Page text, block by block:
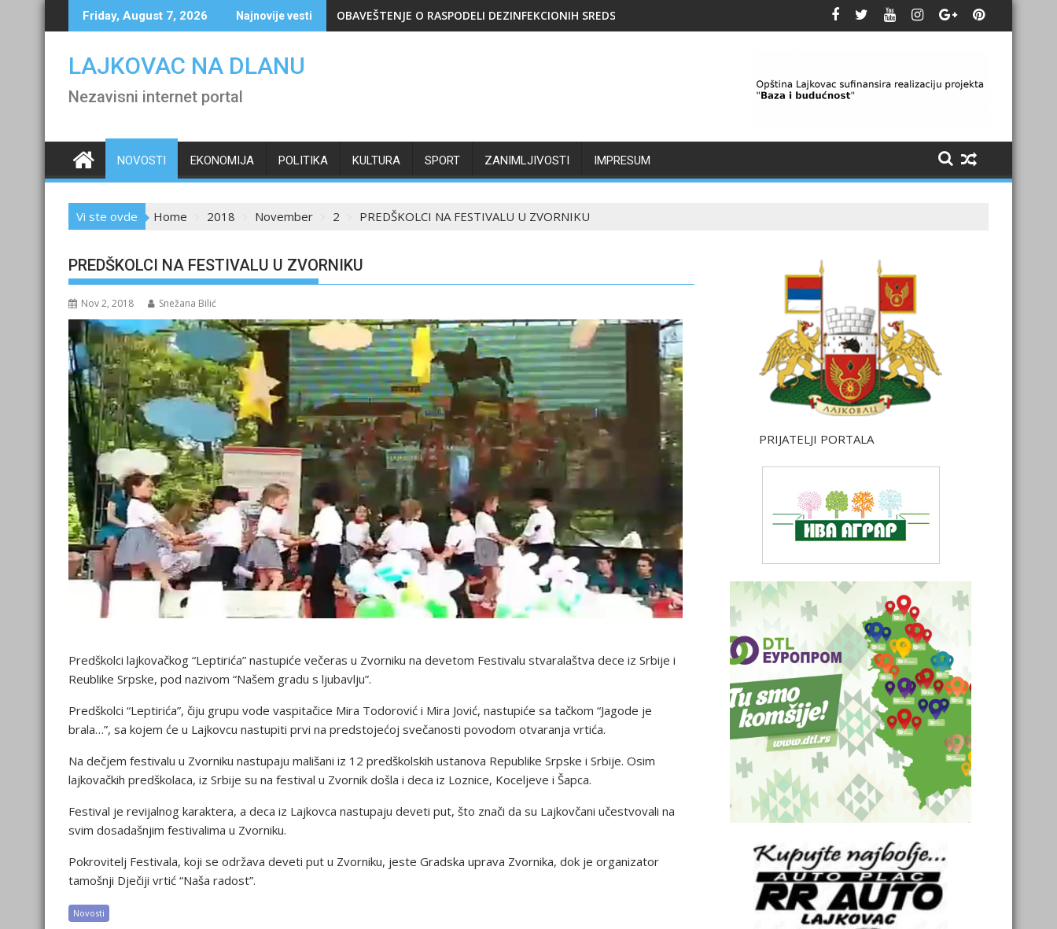
to
Friday, August 7, 2026 Najnovije vesti OBAVEŠTENJE O RASPODELI DEZINFEKCIONIH SREDSTAVA
LAJKOVAC NA DLANU
Nezavisni internet portal
NOVOSTI EKONOMIJA POLITIKA KULTURA SPORT ZANIMLJIVOSTI IMPRESUM
Vi ste ovde Home 2018 November 2 PREDŠKOLCI NA FESTIVALU U ZVORNIKU
PREDŠKOLCI NA FESTIVALU U ZVORNIKU
Nov 2, 2018 Snežana Bilić
Predškolci lajkovačkog “Leptirića” nastupiće večeras u Zvorniku na devetom Festivalu stvaralaštva dece iz Srbije i
Reublike Srpske, pod nazivom “Našem gradu s ljubavlju”.
Predškolci “Leptirića”, čiju grupu vode vaspitačice Mira Todorović i Mira Jović, nastupiće sa tačkom “Jagode je
brala…”, sa kojem će u Lajkovcu nastupiti prvi na predstojećoj svečanosti povodom otvaranja vrtića.
Na dečjem festivalu u Zvorniku nastupaju mališani iz 12 predškolskih ustanova Republike Srpske i Srbije. Osim
lajkovačkih predškolaca, iz Srbije su na festival u Zvornik došla i deca iz Loznice, Koceljeve i Šapca.
Festival je revijalnog karaktera, a deca iz Lajkovca nastupaju deveti put, što znači da su Lajkovčani učestvovali na
svim dosadašnjim festivalima u Zvorniku.
Pokrovitelj Festivala, koji se održava deveti put u Zvorniku, jeste Gradska uprava Zvornika, dok je organizator
tamošnji Dječiji vrtić “Naša radost”.
Novosti
PRIJATELJI PORTALA